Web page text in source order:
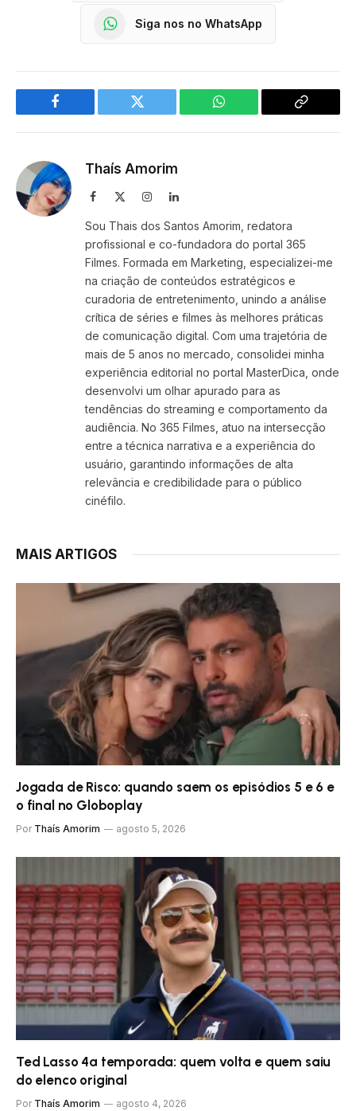
Siga nos no WhatsApp
Facebook Twitter WhatsApp
Copy
Thaís Amorim
Facebook InstagramLinkedIn
Sou Thais dos Santos Amorim, redatora
profissional e co-fundadora do portal 365
Filmes. Formada em Marketing, especializei-me
na criação de conteúdos estratégicos e
curadoria de entretenimento, unindo a análise
crítica de séries e filmes às melhores práticas
de comunicação digital. Com uma trajetória de
mais de 5 anos no mercado, consolidei minha
experiência editorial no portal MasterDica, onde
desenvolvi um olhar apurado para as
tendências do streaming e comportamento da
audiência. No 365 Filmes, atuo na intersecção
entre a técnica narrativa e a experiência do
usuário, garantindo informações de alta
relevância e credibilidade para o público
cinéfilo.
MAIS ARTIGOS
Jogada de Risco: quando saem os episódios 5 e 6 e
o final no Globoplay
Por Thaís Amorim agosto 5, 2026
Ted Lasso 4ª temporada: quem volta e quem saiu
do elenco original
Por Thaís Amorim agosto 4, 2026